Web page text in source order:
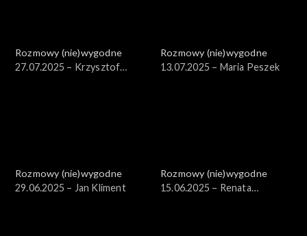
Rozmowy (nie)wygodne
27.07.2025 – Krzysztof
Rozmowy (nie)wygodne
13.07.2025 – Maria Peszek
Rozmowy (nie)wygodne
29.06.2025 – Jan Kliment
Rozmowy (nie)wygodne
15.06.2025 – Renata